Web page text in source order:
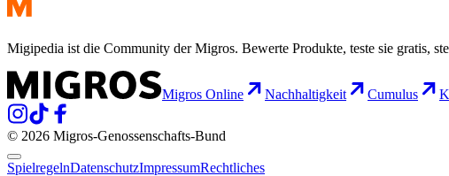
Migipedia ist die Community der Migros. Bewerte Produkte, teste sie gratis,
Migros Online Nachhaltigkeit Cumulus
© 2026 Migros-Genossenschafts-Bund
SpielregelnDatenschutzImpressumRechtliches